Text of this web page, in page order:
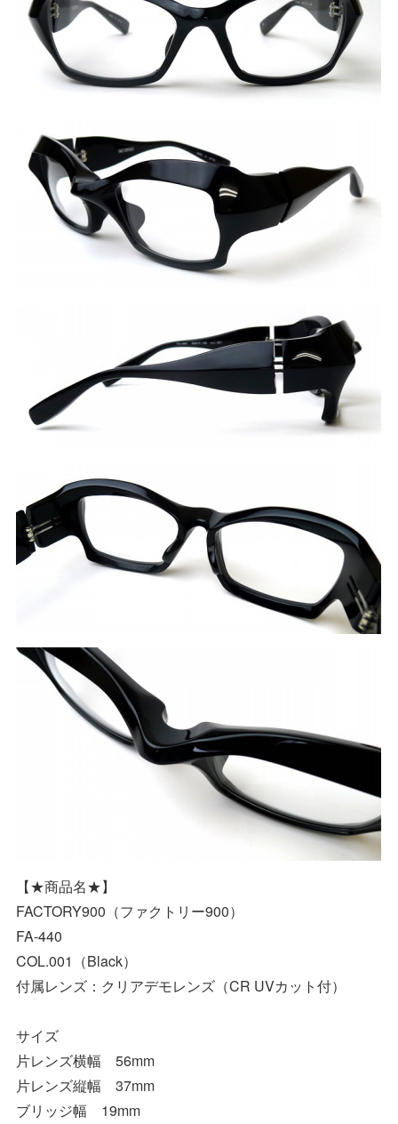
【★商品名★】
FACTORY900（ファクトリー900）
FA-440
COL.001（Black）
付属レンズ：クリアデモレンズ（CR UVカット付）
サイズ
片レンズ横幅 56mm
片レンズ縦幅 37mm
ブリッジ幅 19mm